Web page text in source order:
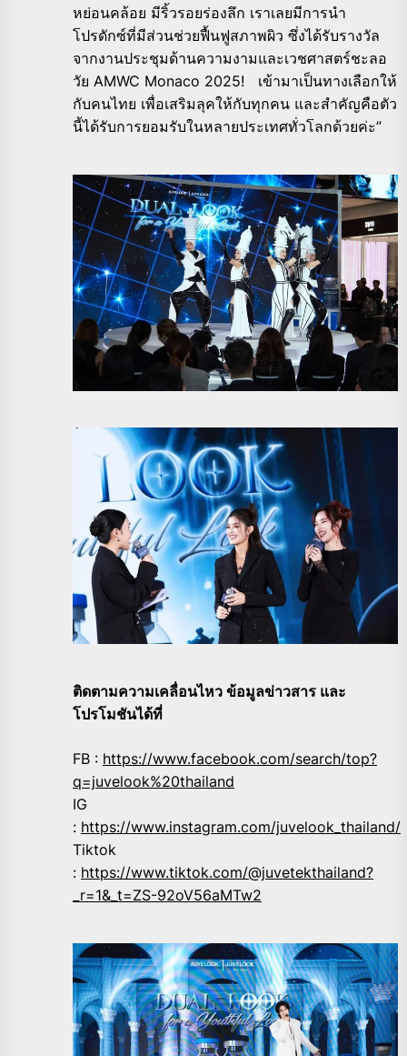
หย่อนคล้อย มีริ้วรอยร่องลึก เราเลยมีการนำ
โปรดักซ์ที่มีส่วนช่วยฟื้นฟูสภาพผิว ซึ่งได้รับรางวัล
จากงานประชุมด้านความงามและเวชศาสตร์ชะลอ
วัย AMWC Monaco 2025! เข้ามาเป็นทางเลือกให้
กับคนไทย เพื่อเสริมลุคให้กับทุกคน และสำคัญคือตัว
นี้ได้รับการยอมรับในหลายประเทศทั่วโลกด้วยค่ะ”
ติดตามความเคลื่อนไหว ข้อมูลข่าวสาร และ
โปรโมชันได้ที่
FB : https://www.facebook.com/search/top?
q=juvelook%20thailand
IG
: https://www.instagram.com/juvelook_thailand/
Tiktok
: https://www.tiktok.com/@juvetekthailand?
_r=1&_t=ZS-92oV56aMTw2